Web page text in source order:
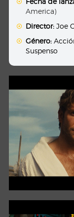
America)
Director: Joe
Género:
Suspenso